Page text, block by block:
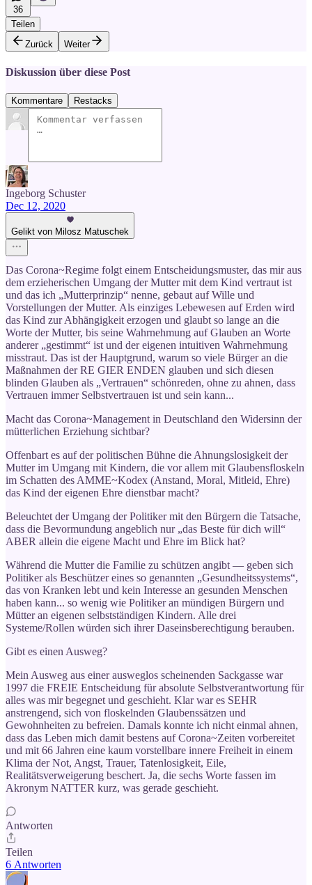
36
Teilen
Zurück
Weiter
Diskussion über diese Post
Kommentare Restacks
Ingeborg Schuster
Dec 12, 2020
Gelikt von Milosz Matuschek
Das Corona~Regime folgt einem Entscheidungsmuster, das mir aus
dem erzieherischen Umgang der Mutter mit dem Kind vertraut ist
und das ich „Mutterprinzip“ nenne, gebaut auf Wille und
Vorstellungen der Mutter. Als einziges Lebewesen auf Erden wird
das Kind zur Abhängigkeit erzogen und glaubt so lange an die
Worte der Mutter, bis seine Wahrnehmung auf Glauben an Worte
anderer „gestimmt“ ist und der eigenen intuitiven Wahrnehmung
misstraut. Das ist der Hauptgrund, warum so viele Bürger an die
Maßnahmen der RE GIER ENDEN glauben und sich diesen
blinden Glauben als „Vertrauen“ schönreden, ohne zu ahnen, dass
Vertrauen immer Selbstvertrauen ist und sein kann...
Macht das Corona~Management in Deutschland den Widersinn der
mütterlichen Erziehung sichtbar?
Offenbart es auf der politischen Bühne die Ahnungslosigkeit der
Mutter im Umgang mit Kindern, die vor allem mit Glaubensfloskeln
im Schatten des AMME~Kodex (Anstand, Moral, Mitleid, Ehre)
das Kind der eigenen Ehre dienstbar macht?
Beleuchtet der Umgang der Politiker mit den Bürgern die Tatsache,
dass die Bevormundung angeblich nur „das Beste für dich will“
ABER allein die eigene Macht und Ehre im Blick hat?
Während die Mutter die Familie zu schützen angibt — geben sich
Politiker als Beschützer eines so genannten „Gesundheitssystems“,
das von Kranken lebt und kein Interesse an gesunden Menschen
haben kann... so wenig wie Politiker an mündigen Bürgern und
Mütter an eigenen selbstständigen Kindern. Alle drei
Systeme/Rollen würden sich ihrer Daseinsberechtigung berauben.
Gibt es einen Ausweg?
Mein Ausweg aus einer ausweglos scheinenden Sackgasse war
1997 die FREIE Entscheidung für absolute Selbstverantwortung für
alles was mir begegnet und geschieht. Klar war es SEHR
anstrengend, sich von floskelnden Glaubenssätzen und
Gewohnheiten zu befreien. Damals konnte ich nicht einmal ahnen,
dass das Leben mich damit bestens auf Corona~Zeiten vorbereitet
und mit 66 Jahren eine kaum vorstellbare innere Freiheit in einem
Klima der Not, Angst, Trauer, Tatenlosigkeit, Eile,
Realitätsverweigerung beschert. Ja, die sechs Worte fassen im
Akronym NATTER kurz, was gerade geschieht.
Antworten
Teilen
6 Antworten